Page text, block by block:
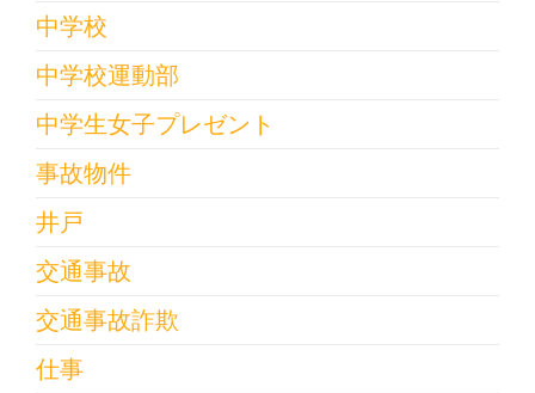
中学校
中学校運動部
中学生女子プレゼント
事故物件
井戸
交通事故
交通事故詐欺
仕事